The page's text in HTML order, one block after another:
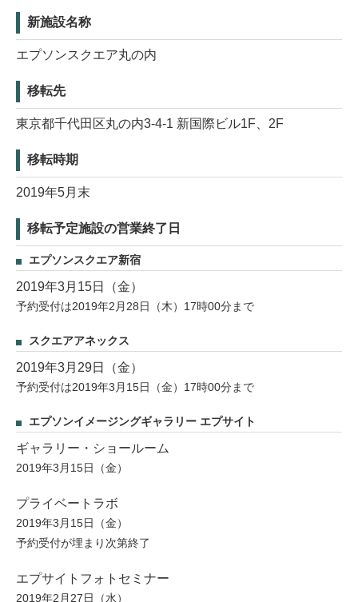
新施設名称
エプソンスクエア丸の内
移転先
東京都千代田区丸の内3-4-1 新国際ビル1F、2F
移転時期
2019年5月末
移転予定施設の営業終了日
エプソンスクエア新宿
2019年3月15日（金）
予約受付は2019年2月28日（木）17時00分まで
スクエアアネックス
2019年3月29日（金）
予約受付は2019年3月15日（金）17時00分まで
エプソンイメージングギャラリー エプサイト
ギャラリー・ショールーム
2019年3月15日（金）
プライベートラボ
2019年3月15日（金）
予約受付が埋まり次第終了
エプサイトフォトセミナー
2019年2月27日（水）